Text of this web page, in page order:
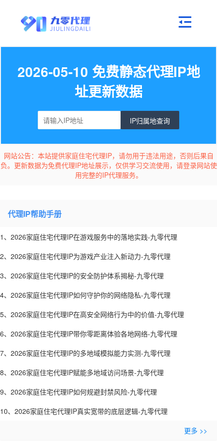
2026-05-10 免费静态代理IP地
址更新数据
IP归属地查询
网站公告：本站提供家庭住宅代理IP，请勿用于违法用途，否则后果自
负。更新数据为免费代理IP地址展示，仅供学习交流使用，请登录网站使
用完整的IP代理服务。
代理IP帮助手册
1、2026家庭住宅代理IP在游戏服务中的落地实践-九零代理
2、2026家庭住宅代理IP为游戏产业注入新动力-九零代理
3、2026家庭住宅代理IP的安全防护体系揭秘-九零代理
4、2026家庭住宅代理IP如何守护你的网络隐私-九零代理
5、2026家庭住宅代理IP在高安全网络行为中的价值-九零代理
6、2026家庭住宅代理IP带你零距离体验各地网络-九零代理
7、2026家庭住宅代理IP的多地域模拟能力实测-九零代理
8、2026家庭住宅代理IP赋能多地域访问场景-九零代理
9、2026家庭住宅代理IP如何规避封禁风险-九零代理
10、2026家庭住宅代理IP真实宽带的底层逻辑-九零代理
更多 >>